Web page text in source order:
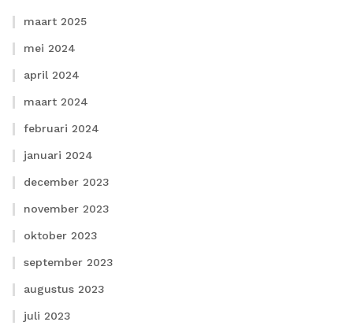
maart 2025
mei 2024
april 2024
maart 2024
februari 2024
januari 2024
december 2023
november 2023
oktober 2023
september 2023
augustus 2023
juli 2023